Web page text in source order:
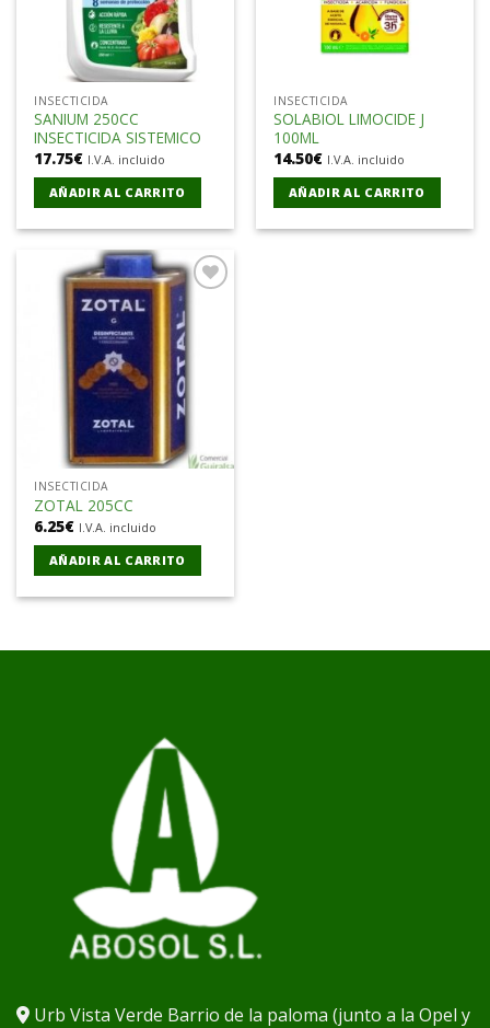
INSECTICIDA
SANIUM 250CC
INSECTICIDA SISTEMICO
17.75€ I.V.A. incluido
AÑADIR AL CARRITO
INSECTICIDA
SOLABIOL LIMOCIDE J
100ML
14.50€ I.V.A. incluido
AÑADIR AL CARRITO
Añadir
lista de
deseos
INSECTICIDA
ZOTAL 205CC
6.25€ I.V.A. incluido
AÑADIR AL CARRITO
Urb Vista Verde Barrio de la paloma (junto a la Opel y